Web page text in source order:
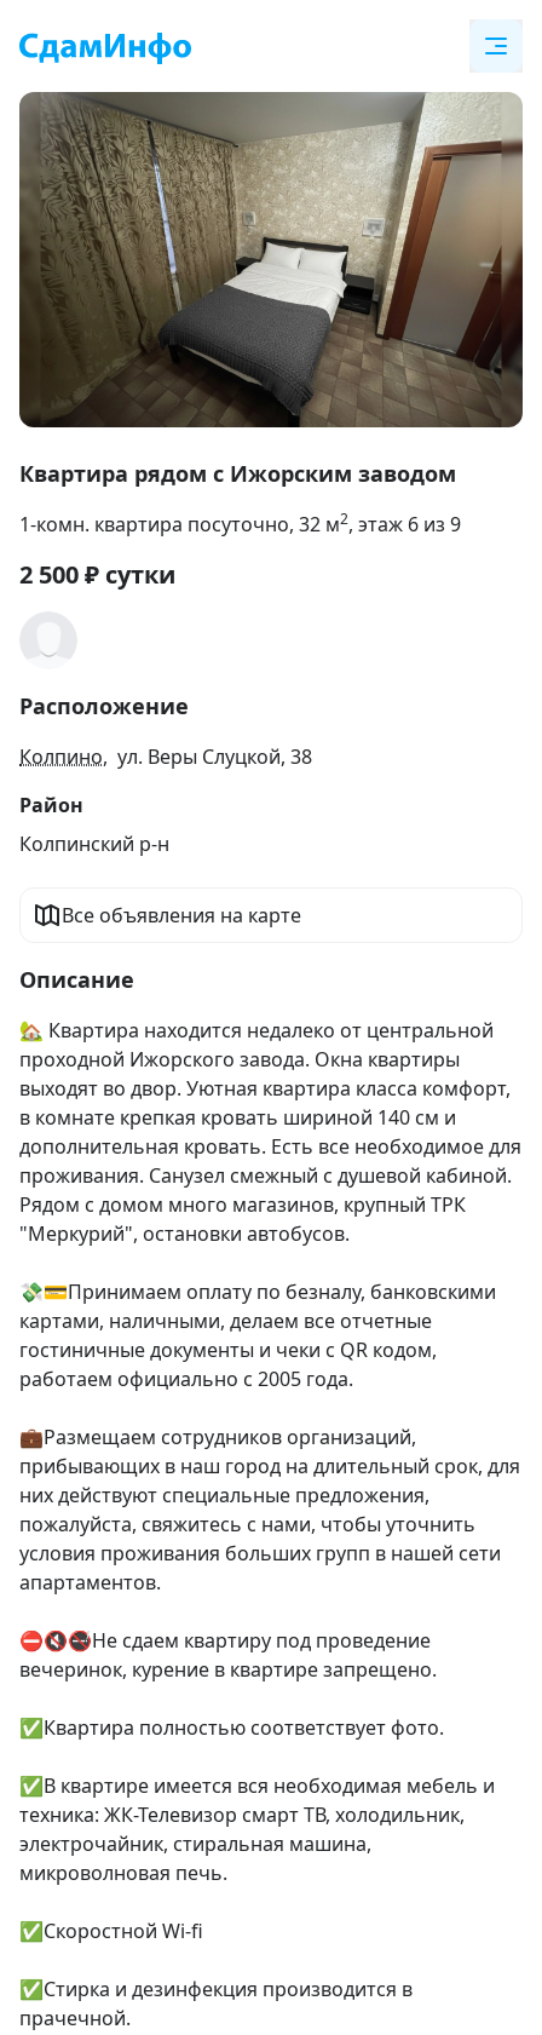
1
9
Квартира рядом с Ижорским заводом
1-комн. квартира посуточно, 32 м2, этаж 6 из 9
2 500₽ сутки
Расположение
Колпино, ул. Веры Слуцкой, 38
Район
Колпинский р-н
Все объявления на карте
Описание
🏡 Квартира находится недалеко от центральной
проходной Ижорского завода. Окна квартиры
выходят во двор. Уютная квартира класса комфорт,
в комнате крепкая кровать шириной 140 см и
дополнительная кровать. Есть все необходимое для
проживания. Санузел смежный с душевой кабиной.
Рядом с домом много магазинов, крупный ТРК
"Меркурий", остановки автобусов.
💸💳Принимаем оплату по безналу, банковскими
картами, наличными, делаем все отчетные
гостиничные документы и чеки с QR кодом,
работаем официально с 2005 года.
💼Размещаем сотрудников организаций,
прибывающих в наш город на длительный срок, для
них действуют специальные предложения,
пожалуйста, свяжитесь с нами, чтобы уточнить
условия проживания больших групп в нашей сети
апартаментов.
⛔🔇🚭Не сдаем квартиру под проведение
вечеринок, курение в квартире запрещено.
✅Квартира полностью соответствует фото.
✅В квартире имеется вся необходимая мебель и
техника: ЖК-Телевизор смарт ТВ, холодильник,
электрочайник, стиральная машина,
микроволновая печь.
✅Скоростной Wi-fi
✅Стирка и дезинфекция производится в
прачечной.